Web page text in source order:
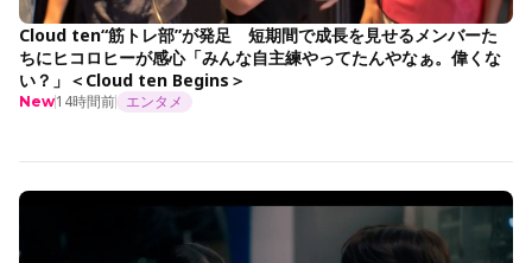
Cloud ten“筋トレ部”が発足 短期間で成長を見せるメンバーた
ちにヒコロヒーが感心「みんな自主練やってたんやなぁ。偉くな
い？」＜Cloud ten Begins＞
New14時間前 エンタメ